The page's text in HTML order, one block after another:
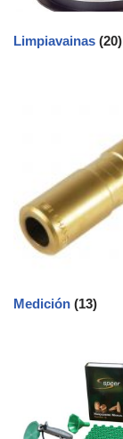
Limpiavainas (20)
Medición (13)